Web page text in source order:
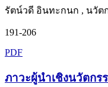
รัตน์วดี อินทะกนก , นวัต
191-206
PDF
ภาวะผู้นำเชิงนวัตกร